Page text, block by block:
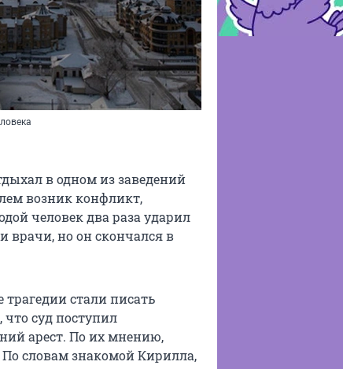
в одном из заведений
возник конфликт,
человек два раза ударил
врачи, но он скончался в
трагедии стали писать
суд поступил
арест. По их мнению,
По словам знакомой Кирилла,